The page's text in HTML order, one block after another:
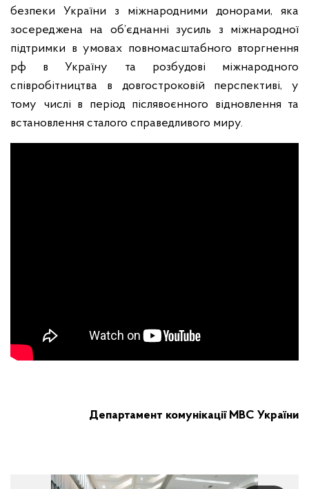
безпеки України з міжнародними донорами, яка
зосереджена на об’єднанні зусиль з міжнародної
підтримки в умовах повномасштабного вторгнення
рф в Україну та розбудові міжнародного
співробітництва в довгостроковій перспективі, у
тому числі в період післявоєнного відновлення та
встановлення сталого справедливого миру.
Департамент комунікації МВС України